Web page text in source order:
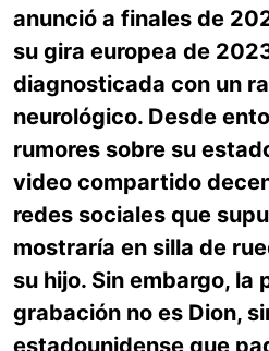
anunció a finales de
su gira europea de
diagnosticada con un
neurológico. Desde
rumores sobre su
video compartido
redes sociales que
mostraría en silla de
su hijo. Sin embargo, la
grabación no es Dion,
estadounidense que